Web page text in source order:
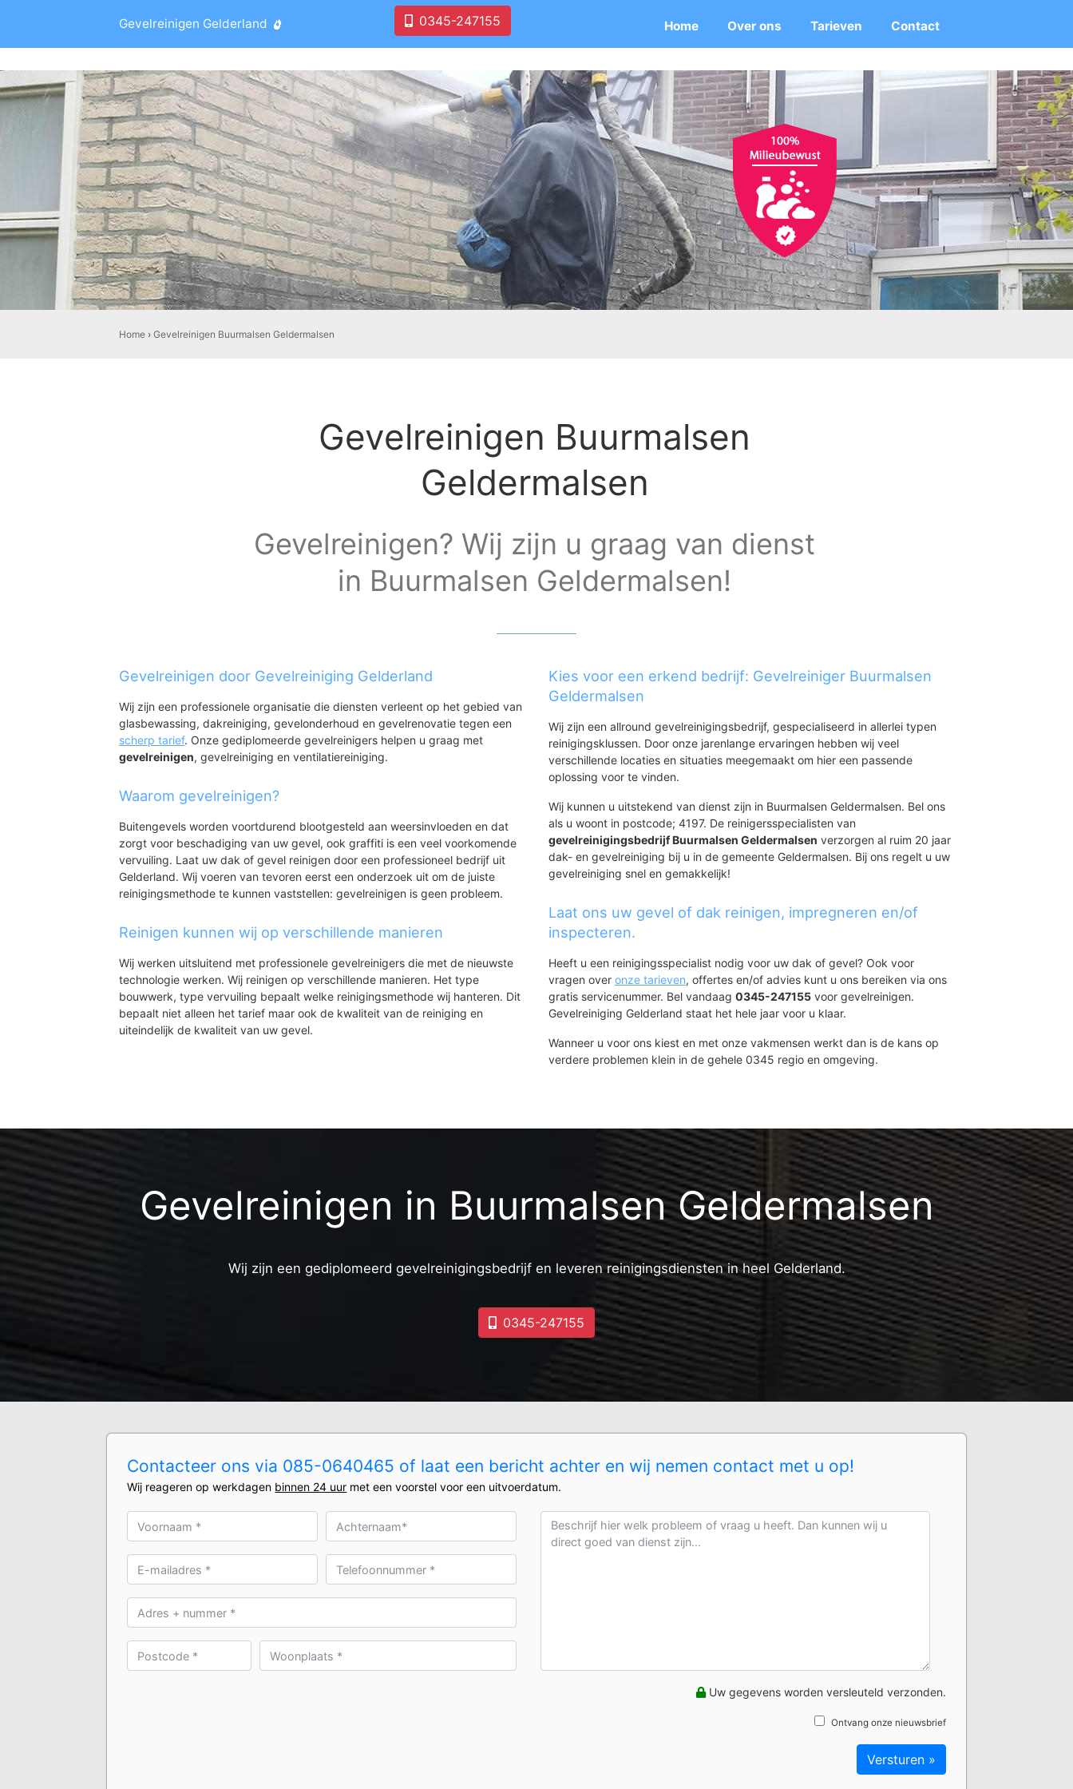
Gevelreinigen Gelderland 0345-247155 Home Over ons Tarieven Contact
Home ›Gevelreinigen Buurmalsen Geldermalsen
Gevelreinigen Buurmalsen
Geldermalsen
Gevelreinigen? Wij zijn u graag van dienst
in Buurmalsen Geldermalsen!
Gevelreinigen door Gevelreiniging Gelderland
Wij zijn een professionele organisatie die diensten verleent op het gebied van
glasbewassing, dakreiniging, gevelonderhoud en gevelrenovatie tegen een
scherp tarief. Onze gediplomeerde gevelreinigers helpen u graag met
gevelreinigen, gevelreiniging en ventilatiereiniging.
Waarom gevelreinigen?
Buitengevels worden voortdurend blootgesteld aan weersinvloeden en dat
zorgt voor beschadiging van uw gevel, ook graffiti is een veel voorkomende
vervuiling. Laat uw dak of gevel reinigen door een professioneel bedrijf uit
Gelderland. Wij voeren van tevoren eerst een onderzoek uit om de juiste
reinigingsmethode te kunnen vaststellen: gevelreinigen is geen probleem.
Reinigen kunnen wij op verschillende manieren
Wij werken uitsluitend met professionele gevelreinigers die met de nieuwste
technologie werken. Wij reinigen op verschillende manieren. Het type
bouwwerk, type vervuiling bepaalt welke reinigingsmethode wij hanteren. Dit
bepaalt niet alleen het tarief maar ook de kwaliteit van de reiniging en
uiteindelijk de kwaliteit van uw gevel.
Kies voor een erkend bedrijf: Gevelreiniger Buurmalsen
Geldermalsen
Wij zijn een allround gevelreinigingsbedrijf, gespecialiseerd in allerlei typen
reinigingsklussen. Door onze jarenlange ervaringen hebben wij veel
verschillende locaties en situaties meegemaakt om hier een passende
oplossing voor te vinden.
Wij kunnen u uitstekend van dienst zijn in Buurmalsen Geldermalsen. Bel ons
als u woont in postcode; 4197. De reinigersspecialisten van
gevelreinigingsbedrijf Buurmalsen Geldermalsen verzorgen al ruim 20 jaar
dak- en gevelreiniging bij u in de gemeente Geldermalsen. Bij ons regelt u uw
gevelreiniging snel en gemakkelijk!
Laat ons uw gevel of dak reinigen, impregneren en/of
inspecteren.
Heeft u een reinigingsspecialist nodig voor uw dak of gevel? Ook voor
vragen over onze tarieven, offertes en/of advies kunt u ons bereiken via ons
gratis servicenummer. Bel vandaag 0345-247155 voor gevelreinigen.
Gevelreiniging Gelderland staat het hele jaar voor u klaar.
Wanneer u voor ons kiest en met onze vakmensen werkt dan is de kans op
verdere problemen klein in de gehele 0345 regio en omgeving.
Gevelreinigen in Buurmalsen Geldermalsen
Wij zijn een gediplomeerd gevelreinigingsbedrijf en leveren reinigingsdiensten in heel Gelderland.
0345-247155
Contacteer ons via 085-0640465 of laat een bericht achter en wij nemen contact met u op!
Wij reageren op werkdagen binnen 24 uur met een voorstel voor een uitvoerdatum.
Uw gegevens worden versleuteld verzonden.
Ontvang onze nieuwsbrief